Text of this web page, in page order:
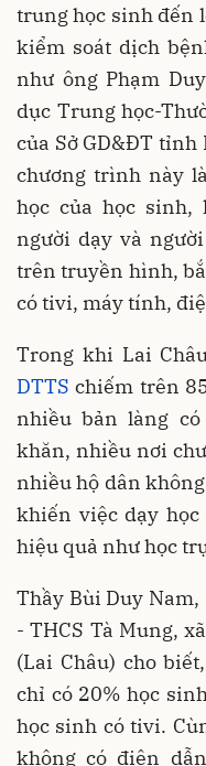
trung học sinh đến
kiểm soát dịch
như ông Phạm
dục Trung học-
của Sở GD&ĐT
chương trình này
học của học sinh,
người dạy và
trên truyền hình,
có tivi, máy tính,
Trong khi Lai
DTTS chiếm trên
nhiều bản làng
khăn, nhiều nơi
nhiều hộ dân
khiến việc dạy
hiệu quả như học
Thầy Bùi Duy
- THCS Tà Mung,
(Lai Châu) cho
chỉ có 20% học
học sinh có tivi.
không có điện